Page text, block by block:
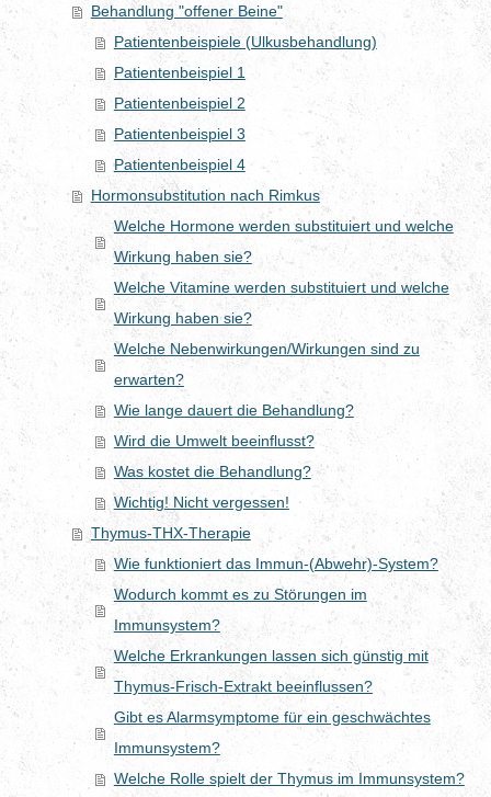
Behandlung "offener Beine"
Patientenbeispiele (Ulkusbehandlung)
Patientenbeispiel 1
Patientenbeispiel 2
Patientenbeispiel 3
Patientenbeispiel 4
Hormonsubstitution nach Rimkus
Welche Hormone werden substituiert und welche
Wirkung haben sie?
Welche Vitamine werden substituiert und welche
Wirkung haben sie?
Welche Nebenwirkungen/Wirkungen sind zu
erwarten?
Wie lange dauert die Behandlung?
Wird die Umwelt beeinflusst?
Was kostet die Behandlung?
Wichtig! Nicht vergessen!
Thymus-THX-Therapie
Wie funktioniert das Immun-(Abwehr)-System?
Wodurch kommt es zu Störungen im
Immunsystem?
Welche Erkrankungen lassen sich günstig mit
Thymus-Frisch-Extrakt beeinflussen?
Gibt es Alarmsymptome für ein geschwächtes
Immunsystem?
Welche Rolle spielt der Thymus im Immunsystem?